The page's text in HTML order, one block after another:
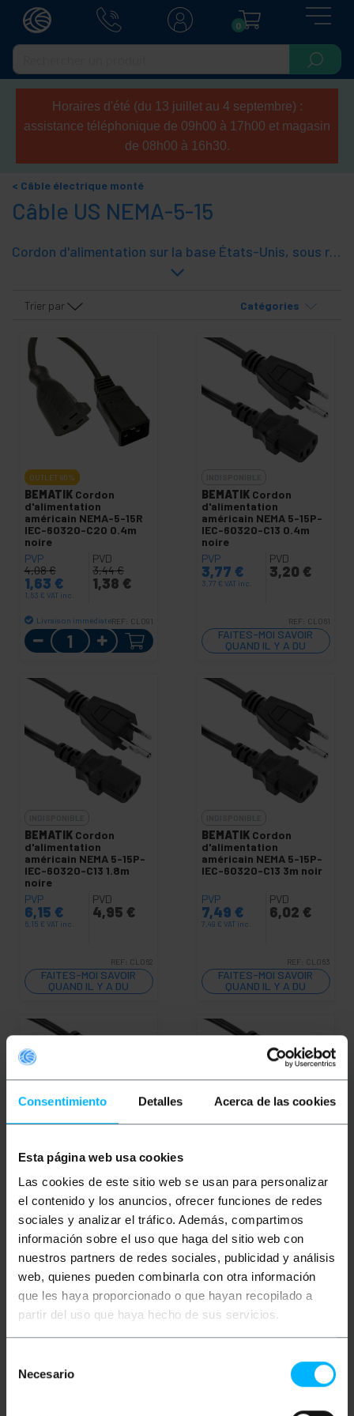
Consentimiento Detalles Acerca de las cookies
Esta página web usa cookies
Las cookies de este sitio web se usan para personalizar
el contenido y los anuncios, ofrecer funciones de redes
sociales y analizar el tráfico. Además, compartimos
información sobre el uso que haga del sitio web con
nuestros partners de redes sociales, publicidad y análisis
web, quienes pueden combinarla con otra información
que les haya proporcionado o que hayan recopilado a
partir del uso que haya hecho de sus servicios.
Necesario
0
Horaires d'été (du 13 juillet au 4 septembre) :
assistance téléphonique de 09h00 à 17h00 et magasin
de 08h00 à 16h30.
Câble électrique monté
Câble US NEMA-5-15
Cordon d'alimentation sur la base États-Unis, sous réserve des règles NEMA 5-15. Câbles d'alimentation électrique monté pour connecter des périphériques électroniques à la réglementation des États-Unis et les pays qui ont adopté cette norme.
Trier par Catégories
OUTLET 60%
BEMATIK Cordon
d'alimentation
américain NEMA-5-15R
IEC-60320-C20 0.4m
noire
PVP
4,08€
1,63 €
1,63 € VAT inc.
PVD
3,44€
1,38 €
Livraison immédiateREF: CL091
Quantité
BEMATIK Cordon
d'alimentation
américain NEMA 5-15P-
IEC-60320-C13 0.4m
noire
PVP
3,77 €
3,77 € VAT inc.
PVD
3,20 €
REF: CL061
FAITES-MOI SAVOIR
QUAND IL Y A DU
STOCK
BEMATIK Cordon
d'alimentation
américain NEMA 5-15P-
IEC-60320-C13 1.8m
noire
PVP
6,15 €
6,15 € VAT inc.
PVD
4,95 €
REF: CL062
FAITES-MOI SAVOIR
QUAND IL Y A DU
STOCK
BEMATIK Cordon
d'alimentation
américain NEMA 5-15P-
IEC-60320-C13 3m noir
PVP
7,49 €
7,49 € VAT inc.
PVD
6,02 €
REF: CL063
FAITES-MOI SAVOIR
QUAND IL Y A DU
STOCK
INDISPONIBLE
BEMATIK
Cordon
d'alimentation
américain NEMA 5-15P-
IEC-60320-C13 5m noir
PVP
9,98€
9,98 € VAT inc.
PVD
8,02€
REF: CL064
FAITES-MOI SAVOIR
STOCK
d'alimentation
américain NEMA 5-15P-
noire
PVP
4,90€
4,90€ VAT inc.
PVD
3,94€
REF: CL036
FAITES-MOI SAVOIR
STOCK